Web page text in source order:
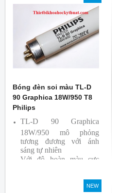
Bóng đèn soi màu TL-D
90 Graphica 18W/950 T8
Philips
TL-D 90 Graphica
18W/950 mô phỏng
tương đương với ánh
sáng tự nhiên
Với độ hoàn màu cực
Sản phẩm được sản xuất
NEW